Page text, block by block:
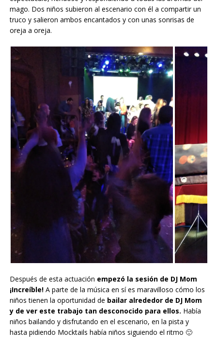
mago. Dos niños subieron al escenario con él a compartir un
truco y salieron ambos encantados y con unas sonrisas de
oreja a oreja.
Después de esta actuación empezó la sesión de DJ Mom
¡Increíble! A parte de la música en sí es maravilloso cómo los
niños tienen la oportunidad de bailar alrededor de DJ Mom
y de ver este trabajo tan desconocido para ellos. Había
niños bailando y disfrutando en el escenario, en la pista y
hasta pidiendo Mocktails había niños siguiendo el ritmo 🙂